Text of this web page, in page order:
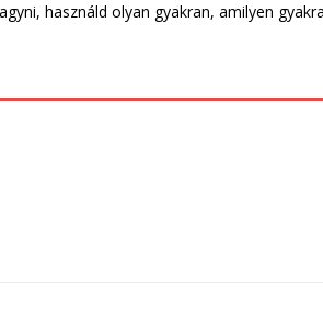
használd olyan gyakran, amilyen